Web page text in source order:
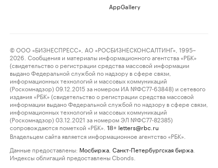
AppGallery
© ООО «БИЗНЕСПРЕСС», АО «РОСБИЗНЕСКОНСАЛТИНГ», 1995–
2026. Сообщения и материалы информационного агентства «РБК»
(свидетельство о регистрации средства массовой информации
выдано Федеральной службой по надзору в сфере связи,
информационных технологий и массовых коммуникаций
(Роскомнадзор) 09.12.2015 за номером ИА №ФС77-63848) и сетевого
издания «РБК» (свидетельство о регистрации средства массовой
информации выдано Федеральной службой по надзору в сфере связи,
информационных технологий и массовых коммуникаций
(Роскомнадзор) 03.12.2021 за номером ЭЛ №ФС77-82385)
сопровождаются пометкой «РБК».
18+ letters@rbc.ru
Владельцем сайта является информационное агентство «РБК».
Данные предоставлены: Мосбиржа Санкт-Петербургская биржа
Индексы облигаций предоставлены Cbonds.